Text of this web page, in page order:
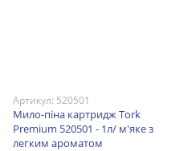
Артикул: 520501
Мило-піна картридж Tork
Premium 520501 - 1л/ м'яке з
легким ароматом